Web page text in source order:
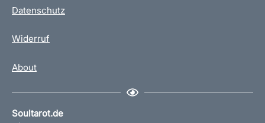
Datenschutz
Widerruf
About
Soultarot.de